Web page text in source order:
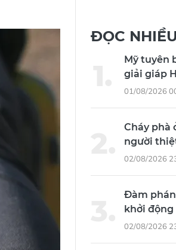
ĐỌC
Mỹ tuyên
giải giáp
01/08/2026
Cháy phà
người
02/08/2026
Đàm
khởi động
02/08/2026